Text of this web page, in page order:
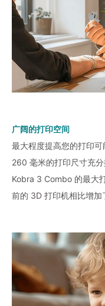
广阔的打印空间
最大程度提高您的打印
260 毫米的打印尺寸充分
Kobra 3 Combo 的最大
前的 3D 打印机相比增加